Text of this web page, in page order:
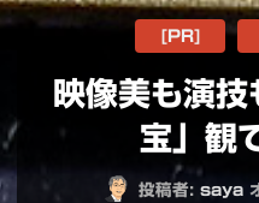
映像美も演技
宝」観
投稿者: saya
[PR]